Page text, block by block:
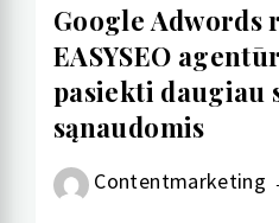
Google Adwords
EASYSEO
pasiekti daugiau
sąnaudomis
Contentmarketing